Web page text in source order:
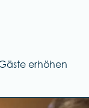
erhöhen